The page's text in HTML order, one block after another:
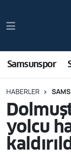
Samsunspor
HABERLER
yolcu
Samsun
Sağlık
Asayiş
Bilim ve
Trafik
Süper Lig
Tüm
Son